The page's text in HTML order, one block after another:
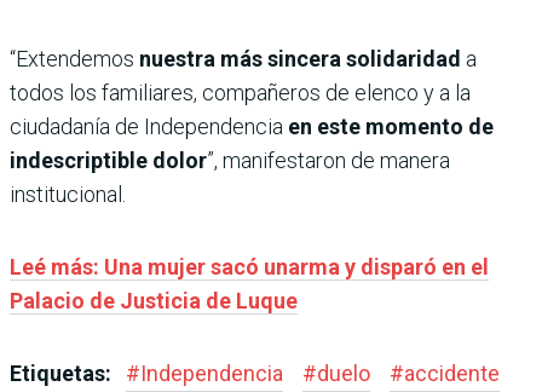
“Extendemos nuestra más sincera solidaridad a
todos los familiares, compañeros de elenco y a la
ciudadanía de Independencia en este momento de
indescriptible dolor”, manifestaron de manera
institucional.
Leé más: Una mujer sacó unarma y disparó en el
Palacio de Justicia de Luque
Etiquetas: #Independencia #duelo #accidente